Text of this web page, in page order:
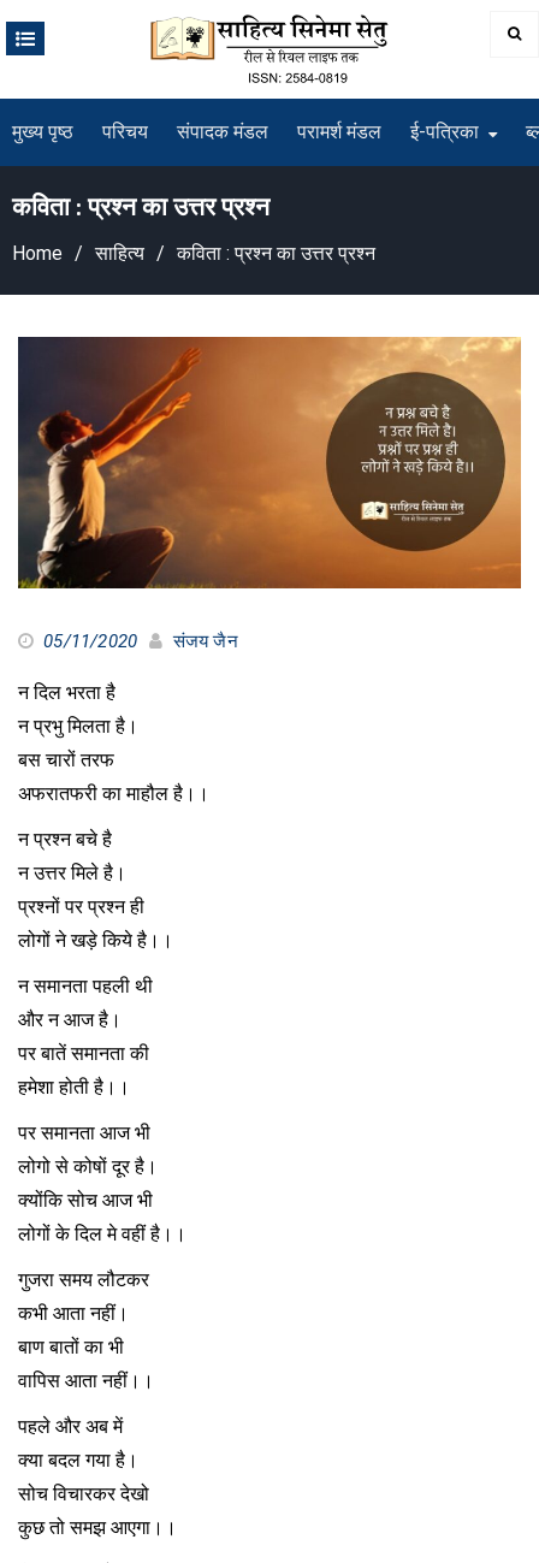
मुख्य पृष्ठ परिचय संपादक मंडल परामर्श मंडल ई-पत्रिका
कविता : प्रश्न का उत्तर प्रश्न
Home साहित्य कविता : प्रश्न का उत्तर प्रश्न
05/11/2020 संजय जैन
न दिल भरता है
न प्रभु मिलता है।
बस चारों तरफ
अफरातफरी का माहौल है।।
न प्रश्न बचे है
न उत्तर मिले है।
प्रश्नों पर प्रश्न ही
लोगों ने खड़े किये है।।
न समानता पहली थी
और न आज है।
पर बातें समानता की
हमेशा होती है।।
पर समानता आज भी
लोगो से कोषों दूर है।
क्योंकि सोच आज भी
लोगों के दिल मे वहीं है।।
गुजरा समय लौटकर
कभी आता नहीं।
बाण बातों का भी
वापिस आता नहीं।।
पहले और अब में
क्या बदल गया है।
सोच विचारकर देखो
कुछ तो समझ आएगा।।